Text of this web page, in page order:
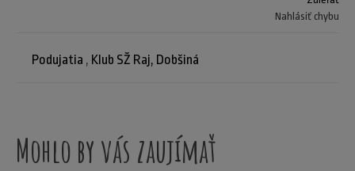
Nahlásiť chybu
Podujatia , Klub SŽ Raj, Dobšiná
Mohlo by vás zaujímať